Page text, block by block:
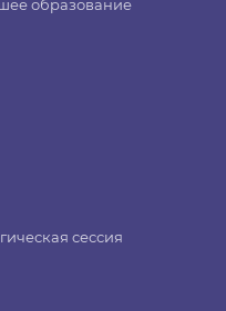
образование
сессия